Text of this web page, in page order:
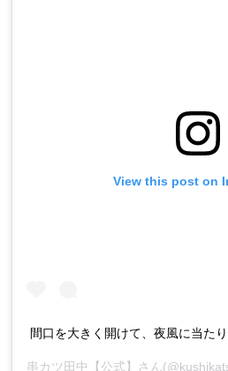
View this post on
間口を大きく開けて、夜風に当たり
串カツ田中【公式】 さん